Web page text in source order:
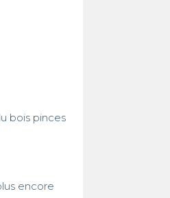
bois pinces
encore